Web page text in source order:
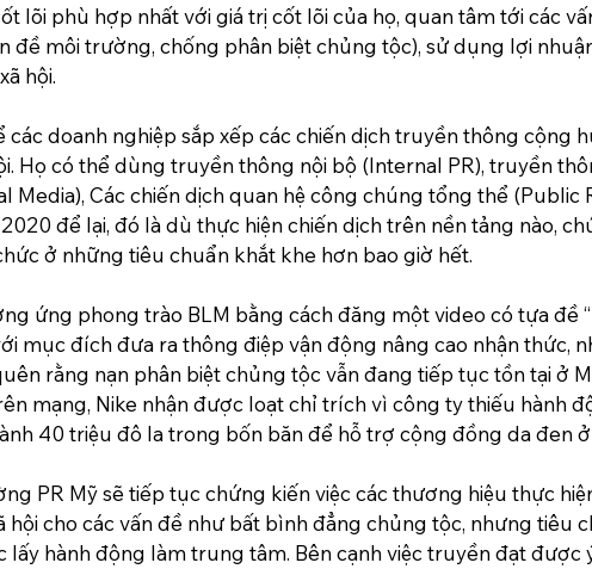
lõi phù hợp nhất với giá trị cốt lõi của họ, quan tâm tới các
đề môi trường, chống phân biệt chủng tộc), sử dụng lợi
hội.
các doanh nghiệp sắp xếp các chiến dịch truyền thông cộng
Họ có thể dùng truyền thông nội bộ (Internal PR), truyền
Media), Các chiến dịch quan hệ công chúng tổng thể (Public
để lại, đó là dù thực hiện chiến dịch trên nền tảng nào,
ở những tiêu chuẩn khắt khe hơn bao giờ hết.
ứng phong trào BLM bằng cách đăng một video có tựa đề
mục đích đưa ra thông điệp vận động nâng cao nhận thức,
rằng nạn phân biệt chủng tộc vẫn đang tiếp tục tồn tại ở
mạng, Nike nhận được loạt chỉ trích vì công ty thiếu hành
40 triệu đô la trong bốn băn để hỗ trợ cộng đồng da đen ở
PR Mỹ sẽ tiếp tục chứng kiến việc các thương hiệu thực
hội cho các vấn đề như bất bình đẳng chủng tộc, nhưng tiêu
lấy hành động làm trung tâm. Bên cạnh việc truyền đạt được